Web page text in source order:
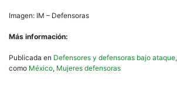
Imagen: IM – Defensoras
Más información:
Publicada en Defensores y defensoras bajo ataque,
como México, Mujeres defensoras